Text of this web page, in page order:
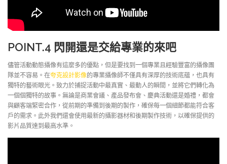
POINT.4 閃開還是交給專業的來吧
儘管活動動態攝像有這麼多的優點，但是要找到一個專業且經驗豐富的攝像團
隊並不容易。在夸克設計影像的專業攝像師不僅具有深厚的技術底蘊，也具有
獨特的藝術眼光。致力於捕捉活動中最真實、最動人的瞬間，並將它們轉化為
一個個獨特的故事。無論是商業會議、產品發布會、慶典活動還是婚禮，都會
與顧客端緊密合作，從前期的準備到後期的製作，確保每一個細節都能符合客
戶的需求。此外我們還會使用最新的攝影器材和後期製作技術，以確保提供的
影片品質達到最高水準。